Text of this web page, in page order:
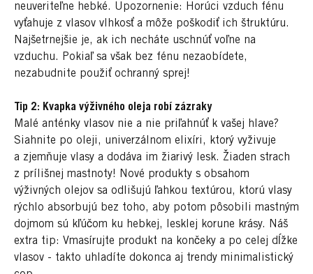
neuveriteľne hebké. Upozornenie: Horúci vzduch fénu
vyťahuje z vlasov vlhkosť a môže poškodiť ich štruktúru.
Najšetrnejšie je, ak ich necháte uschnúť voľne na
vzduchu. Pokiaľ sa však bez fénu nezaobídete,
nezabudnite použiť ochranný sprej!
Tip 2: Kvapka výživného oleja robí zázraky
Malé anténky vlasov nie a nie priľahnúť k vašej hlave?
Siahnite po oleji, univerzálnom elixíri, ktorý vyživuje
a zjemňuje vlasy a dodáva im žiarivý lesk. Žiaden strach
z prílišnej mastnoty! Nové produkty s obsahom
výživných olejov sa odlišujú ľahkou textúrou, ktorú vlasy
rýchlo absorbujú bez toho, aby potom pôsobili mastným
dojmom sú kľúčom ku hebkej, lesklej korune krásy. Náš
extra tip: Vmasírujte produkt na končeky a po celej dĺžke
vlasov - takto uhladíte dokonca aj trendy minimalistický